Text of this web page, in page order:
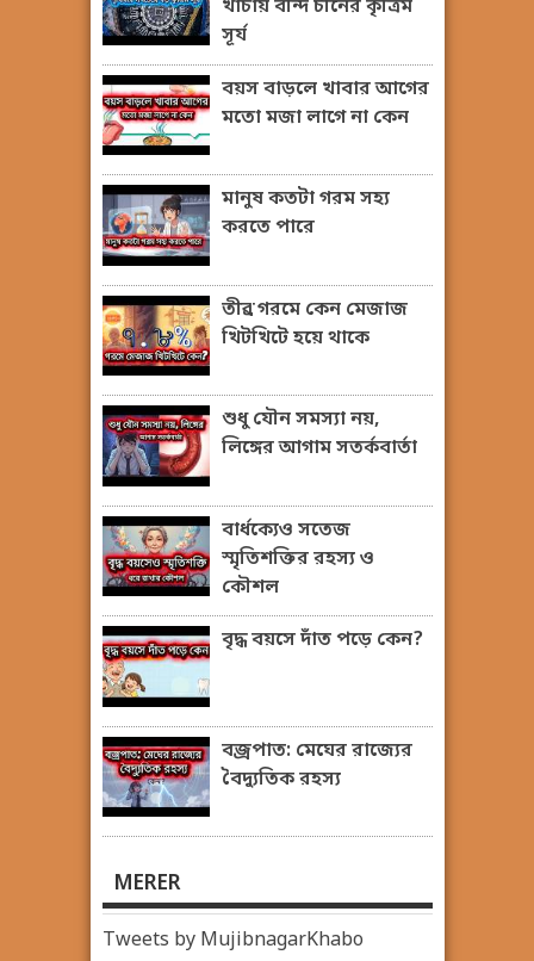
খাঁচায় বন্দি চীনের কৃত্রিম
সূর্য
বয়স বাড়লে খাবার আগের
মতো মজা লাগে না কেন
মানুষ কতটা গরম সহ্য
করতে পারে
তীব্র গরমে কেন মেজাজ
খিটখিটে হয়ে থাকে
শুধু যৌন সমস্যা নয়,
লিঙ্গের আগাম সতর্কবার্তা
বার্ধক্যেও সতেজ
স্মৃতিশক্তির রহস্য ও
কৌশল
বৃদ্ধ বয়সে দাঁত পড়ে কেন?
বজ্রপাত: মেঘের রাজ্যের
বৈদ্যুতিক রহস্য
MERER
Tweets by MujibnagarKhabo